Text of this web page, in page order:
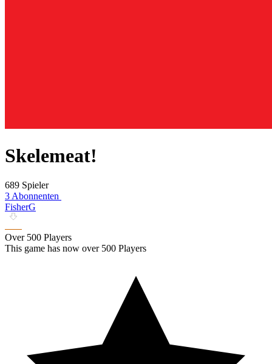
Skelemeat!
689 Spieler
3 Abonnenten
FisherG
Over 500 Players
This game has now over 500 Players